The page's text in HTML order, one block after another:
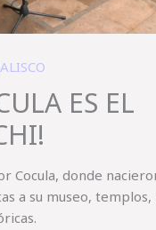
ES EL
Cocula, donde
a su museo, templos,